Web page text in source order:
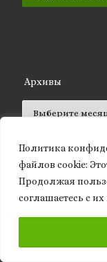
Политика
файлов сookie:
Продолжая
соглашаетесь с
Архивы
ISSN 2661-572X
ISSN 2661-5711